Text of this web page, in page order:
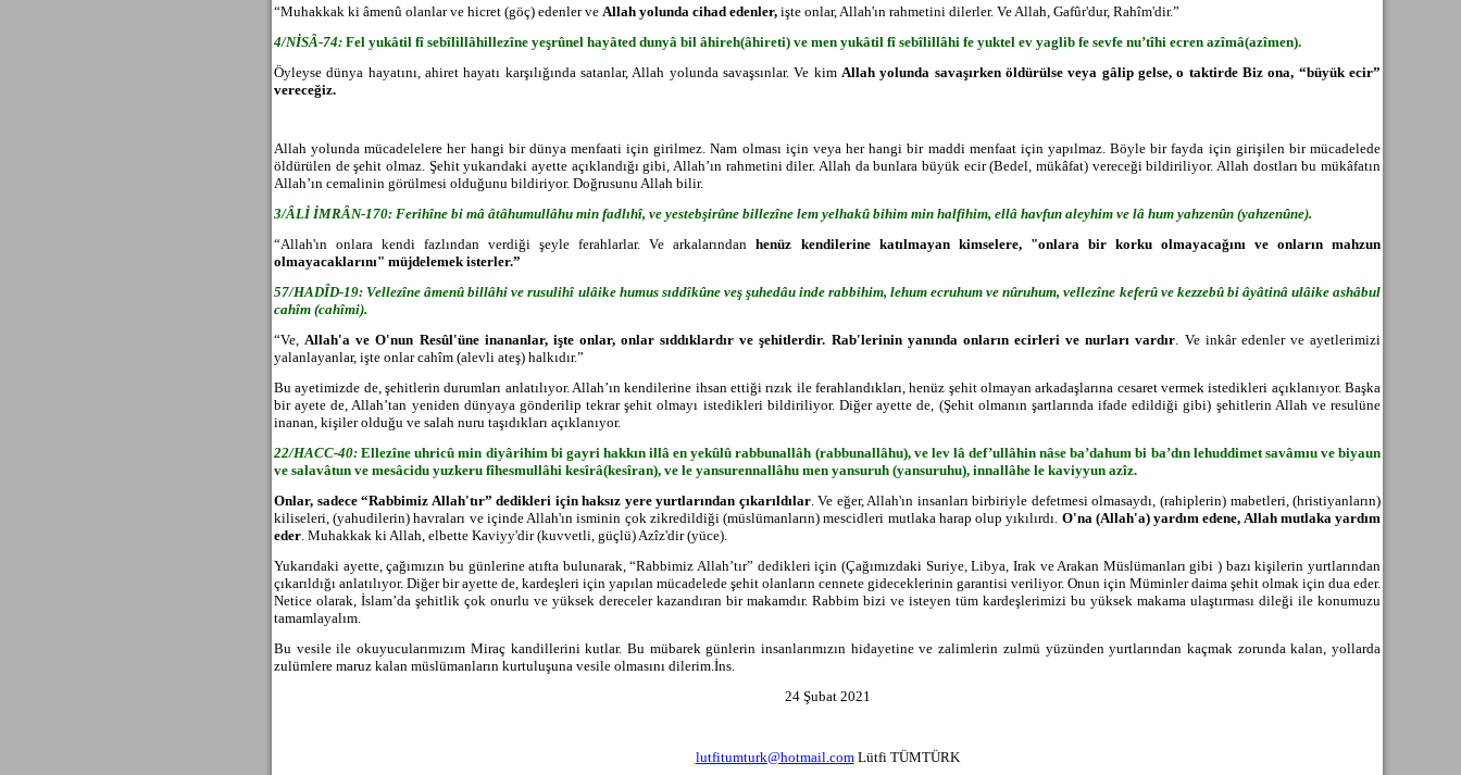
“Muhakkak ki âmenû olanlar ve hicret (göç) edenler ve Allah yolunda cihad edenler, işte onlar, Allah'ın rahmetini dilerler. Ve Allah, Gafûr'dur, Rahîm'dir.”
4/NİSÂ-74: Fel yukâtil fî sebîlillâhillezîne yeşrûnel hayâted dunyâ bil âhireh(âhireti) ve men yukâtil fî sebîlillâhi fe yuktel ev yaglib fe sevfe nu’tîhi ecren azîmâ(azîmen).
Öyleyse dünya hayatını, ahiret hayatı karşılığında satanlar, Allah yolunda savaşsınlar. Ve kimAllah yolunda savaşırken öldürülse veya gâlip gelse, o taktirde Biz ona, “büyük ecir”
vereceğiz.
Allah yolunda mücadelelere her hangi bir dünya menfaati için girilmez. Nam olması için veya her hangi bir maddi menfaat için yapılmaz. Böyle bir fayda için girişilen bir mücadelede
öldürülen de şehit olmaz. Şehit yukarıdaki ayette açıklandığı gibi, Allah’ın rahmetini diler. Allah da bunlara büyük ecir (Bedel, mükâfat) vereceği bildiriliyor. Allah dostları bu mükâfatın
Allah’ın cemalinin görülmesi olduğunu bildiriyor. Doğrusunu Allah bilir.
3/ÂLİ İMRÂN-170: Ferihîne bi mâ âtâhumullâhu min fadlıhî, ve yestebşirûne billezîne lem yelhakû bihim min halfihim, ellâ havfun aleyhim ve lâ hum yahzenûn (yahzenûne).
“Allah'ın onlara kendi fazlından verdiği şeyle ferahlarlar. Ve arkalarındanhenüz kendilerine katılmayan kimselere, "onlara bir korku olmayacağını ve onların mahzun
olmayacaklarını" müjdelemek isterler.”
57/HADÎD-19: Vellezîne âmenû billâhi ve rusulihî ulâike humus sıddîkûne veş şuhedâu inde rabbihim, lehum ecruhum ve nûruhum, vellezîne keferû ve kezzebû bi âyâtinâ ulâike ashâbul
cahîm (cahîmi).
“Ve,Allah'a ve O'nun Resûl'üne inananlar, işte onlar, onlar sıddıklardır ve şehitlerdir. Rab'lerinin yanında onların ecirleri ve nurları vardır. Ve inkâr edenler ve ayetlerimizi
yalanlayanlar, işte onlar cahîm (alevli ateş) halkıdır.”
Bu ayetimizde de, şehitlerin durumları anlatılıyor. Allah’ın kendilerine ihsan ettiği rızık ile ferahlandıkları, henüz şehit olmayan arkadaşlarına cesaret vermek istedikleri açıklanıyor. Başka
bir ayete de, Allah’tan yeniden dünyaya gönderilip tekrar şehit olmayı istedikleri bildiriliyor. Diğer ayette de, (Şehit olmanın şartlarında ifade edildiği gibi) şehitlerin Allah ve resulüne
inanan, kişiler olduğu ve salah nuru taşıdıkları açıklanıyor.
22/HACC-40:Ellezîne uhricû min diyârihim bi gayri hakkın illâ en yekûlû rabbunallâh (rabbunallâhu), ve lev lâ def’ullâhin nâse ba’dahum bi ba’dın lehuddimet savâmıu ve biyaun
ve salavâtun ve mesâcidu yuzkeru fîhesmullâhi kesîrâ(kesîran), ve le yansurennallâhu men yansuruh (yansuruhu), innallâhe le kaviyyun azîz.
Onlar, sadece “Rabbimiz Allah'tır” dedikleri için haksız yere yurtlarından çıkarıldılar. Ve eğer, Allah'ın insanları birbiriyle defetmesi olmasaydı, (rahiplerin) mabetleri, (hristiyanların)
kiliseleri, (yahudilerin) havraları ve içinde Allah'ın isminin çok zikredildiği (müslümanların) mescidleri mutlaka harap olup yıkılırdı. O'na (Allah'a) yardım edene, Allah mutlaka yardım
eder. Muhakkak ki Allah, elbette Kaviyy'dir (kuvvetli, güçlü) Azîz'dir (yüce).
Yukarıdaki ayette, çağımızın bu günlerine atıfta bulunarak, “Rabbimiz Allah’tır” dedikleri için (Çağımızdaki Suriye, Libya, Irak ve Arakan Müslümanları gibi ) bazı kişilerin yurtlarından
çıkarıldığı anlatılıyor. Diğer bir ayette de, kardeşleri için yapılan mücadelede şehit olanların cennete gideceklerinin garantisi veriliyor. Onun için Müminler daima şehit olmak için dua eder.
Netice olarak, İslam’da şehitlik çok onurlu ve yüksek dereceler kazandıran bir makamdır. Rabbim bizi ve isteyen tüm kardeşlerimizi bu yüksek makama ulaştırması dileği ile konumuzu
tamamlayalım.
Bu vesile ile okuyucularımızım Miraç kandillerini kutlar. Bu mübarek günlerin insanlarımızın hidayetine ve zalimlerin zulmü yüzünden yurtlarından kaçmak zorunda kalan, yollarda
zulümlere maruz kalan müslümanların kurtuluşuna vesile olmasını dilerim.İns.
24 Şubat 2021
lutfitumturk@hotmail.comLütfi TÜMTÜRK